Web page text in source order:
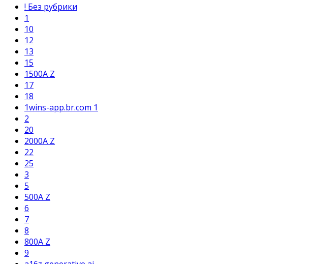
! Без рубрики
1
10
12
13
15
1500A Z
17
18
1wins-app.br.com 1
2
20
2000A Z
22
25
3
5
500A Z
6
7
8
800A Z
9